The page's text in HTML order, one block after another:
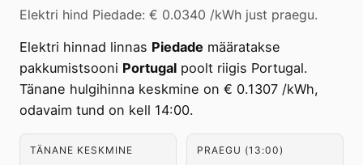
Elektri hind Piedade: € 0.0340 /kWh just praegu.
Elektri hinnad linnas Piedade määratakse
pakkumistsooni Portugal poolt riigis Portugal.
Tänane hulgihinna keskmine on € 0.1307 /kWh,
odavaim tund on kell 14:00.
TÄNANE KESKMINE PRAEGU (13:00)